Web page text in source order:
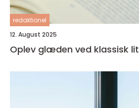
redaktionel
12. August 2025
Oplev glæden ved klassisk